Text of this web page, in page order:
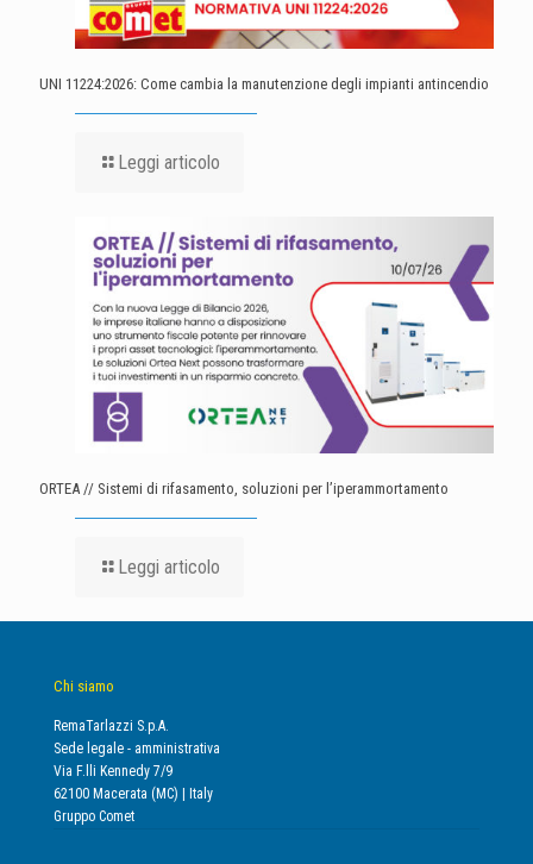
UNI 11224:2026: Come cambia la manutenzione degli impianti antincendio
Leggi articolo
ORTEA // Sistemi di rifasamento, soluzioni per l’iperammortamento
Leggi articolo
Chi siamo
RemaTarlazzi S.p.A.
Sede legale - amministrativa
Via F.lli Kennedy 7/9
62100 Macerata (MC) | Italy
Gruppo Comet